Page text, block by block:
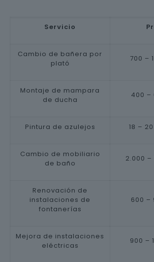
Servicio
Cambio de bañera por
plató
700 –
Montaje de mampara
de ducha
400 –
Pintura de azulejos 18 –
Cambio de mobiliario
de baño
2.000
Renovación de
instalaciones de
fontanerías
600 –
Mejora de instalaciones
eléctricas
900 –